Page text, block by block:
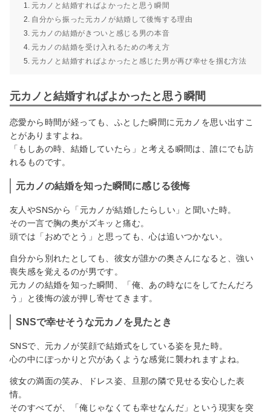
元カノと結婚すればよかったと思う瞬間
自分から振った元カノが結婚して後悔する理由
元カノの結婚がきついと感じる男の本音
元カノの結婚を受け入れるための考え方
元カノと結婚すればよかったと感じた男が再び幸せを掴む方法
元カノと結婚すればよかったと思う瞬間
恋愛から時間が経っても、ふとした瞬間に元カノを思い出すこ
とがありますよね。
「もしあの時、結婚していたら」と考える瞬間は、誰にでも訪
れるものです。
元カノの結婚を知った瞬間に感じる後悔
友人やSNSから「元カノが結婚したらしい」と聞いた時。
その一言で胸の奥がズキッと痛む。
頭では「おめでとう」と思っても、心は追いつかない。
自分から別れたとしても、彼女が誰かの奥さんになると、強い
喪失感を覚えるのが男です。
元カノの結婚を知った瞬間、「俺、あの時なにをしてたんだろ
う」と後悔の波が押し寄せてきます。
SNSで幸せそうな元カノを見たとき
SNSで、元カノが笑顔で結婚式をしている姿を見た時。
心の中にぽっかりと穴があくような感覚に襲われますよね。
彼女の満面の笑み、ドレス姿、旦那の隣で見せる安心した表
情。
そのすべてが、「俺じゃなくても幸せなんだ」という現実を突